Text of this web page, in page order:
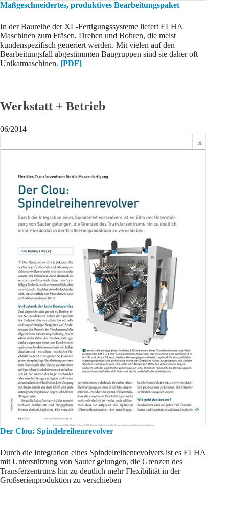
Maßgeschneidertes, produktives Bearbeitungspaket
In der Baureihe der XL-Fertigungssysteme liefert ELHA
Maschinen zum Fräsen, Drehen und Bohren, die meist
kundenspezifisch generiert werden. Mit vielen auf den
Bearbeitungsfall abgestimmten Baugruppen sind sie daher oft
Unikatmaschinen. [PDF]
Werkstatt + Betrieb
06/2014
Der Clou: Spindelreihenrevolver
Durch die Integration eines Spindelreihenrevolvers ist es ELHA
mit Unterstützung von Sauter gelungen, die Grenzen des
Transferzentrums hin zu deutlich mehr Flexibilität in der
Großserienproduktion zu verschieben